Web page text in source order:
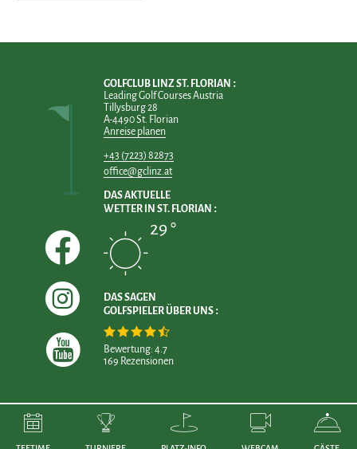
GOLFCLUB LINZ ST. FLORIAN
Leading Golf Courses Austria
Tillysburg 28
A-4490 St. Florian
Anreise planen
+43 (7223) 82873
office@gclinz.at
DAS AKTUELLE
WETTER IN ST. FLORIAN
29 °
DAS SAGEN
GOLFSPIELER ÜBER UNS
Bewertung: 4.7
169 Rezensionen